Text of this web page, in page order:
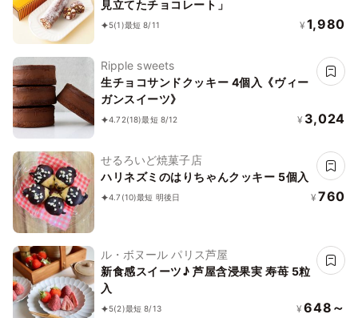
見立てたチョコレート」
5(1)最短 8/11 ¥ 1,980
Ripple sweets
生チョコサンドクッキー 4個入《ヴィー
ガンスイーツ》
4.72(18)最短 8/12 ¥ 3,024
せるろいど焼菓子店
ハリネズミのはりちゃんクッキー 5個入
4.7 (10)最短 明後日 ¥ 760
ル・ボヌール パリス芦屋
新食感スイーツ♪ 芦屋含浸果実 寿苺 5粒
入
5(2)最短 8/13 ¥ 648～